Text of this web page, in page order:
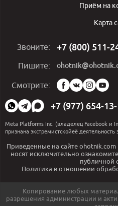
Приём на
Карта
Звоните: +7 (800) 511-
Пишите:
Смотрите:
Мы
в
социальных
сетях:
+7 (977) 654-
Meta Platforms Inc. (владелец Facebook и
признана экстремистскойеё
Приведенные на сайте
носят исключительно
публичной
Политика в отношении
Копирование любых
разрешения администрации и